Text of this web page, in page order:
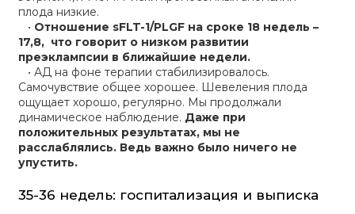
плода низкие.
• Отношение sFLT-1/PLGF на сроке 18 недель –
17,8, что говорит о низком развитии
преэклампсии в ближайшие недели.
• АД на фоне терапии стабилизировалось.
Самочувствие общее хорошее. Шевеления плода
ощущает хорошо, регулярно. Мы продолжали
динамическое наблюдение. Даже при
положительных результатах, мы не
расслаблялись. Ведь важно было ничего не
упустить.
35-36 недель: госпитализация и выписка